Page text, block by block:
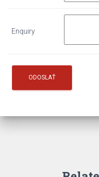
Enquiry